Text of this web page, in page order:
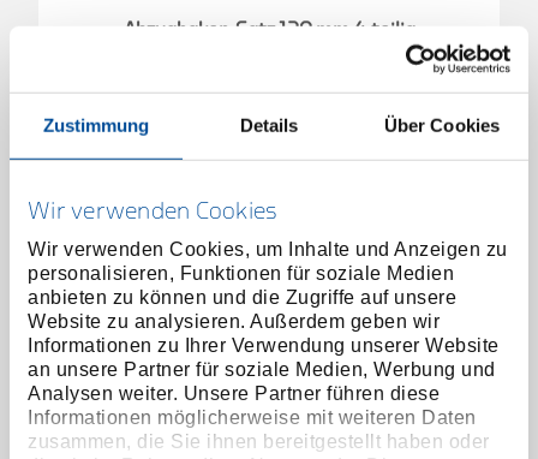
Zustimmung Details Über Cookies
Wir verwenden Cookies
Wir verwenden Cookies, um Inhalte und Anzeigen zu
personalisieren, Funktionen für soziale Medien
anbieten zu können und die Zugriffe auf unsere
Website zu analysieren. Außerdem geben wir
Informationen zu Ihrer Verwendung unserer Website
an unsere Partner für soziale Medien, Werbung und
Analysen weiter. Unsere Partner führen diese
Informationen möglicherweise mit weiteren Daten
zusammen, die Sie ihnen bereitgestellt haben oder
Abzughaken-Satz 120 mm 4-teilig
Preis auf Anfrage